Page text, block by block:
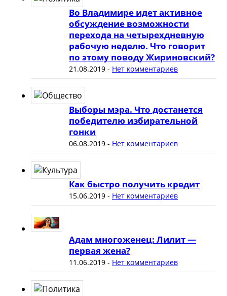
Во Владимире идет активное
обсуждение возможности
перехода на четырехдневную
рабочую неделю. Что говорит
по этому поводу Жириновский?
21.08.2019- Нет комментариев
Выборы мэра. Что достанется
победителю избирательной
гонки
06.08.2019- Нет комментариев
Как быстро получить кредит
15.06.2019- Нет комментариев
Адам многоженец: Лилит —
первая жена?
11.06.2019- Нет комментариев